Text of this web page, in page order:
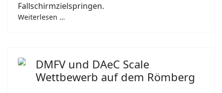
Fallschirmzielspringen.
Weiterlesen …
DMFV und DAeC Scale
Wettbewerb auf dem Römberg